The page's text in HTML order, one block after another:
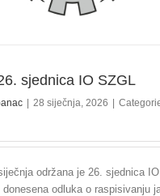
sjednica IO SZGL
| 28 siječnja, 2026 |
održana je 26. sjednica IO
odluka o raspisivanju